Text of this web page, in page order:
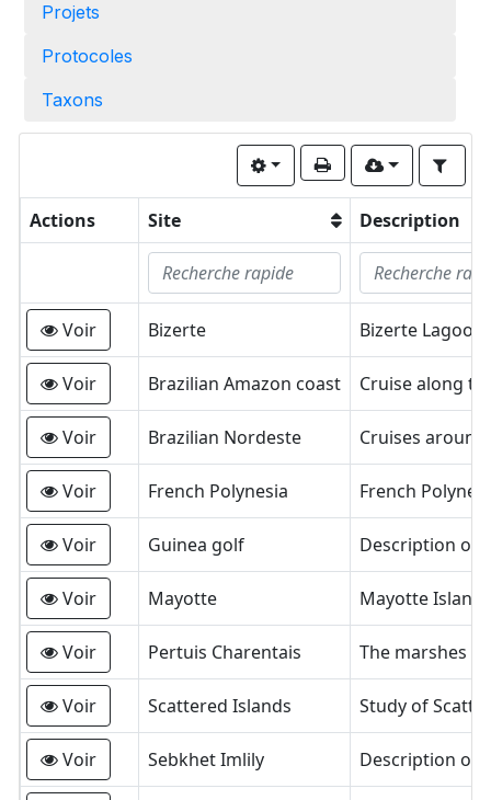
Projets
Protocoles
Taxons
Actions Site Description
Voir Bizerte
Voir Brazilian Amazon coast
Voir Brazilian Nordeste
Voir French Polynesia
Voir Guinea golf
Voir Mayotte
Voir Pertuis Charentais
Voir Scattered Islands
Voir Sebkhet Imlily